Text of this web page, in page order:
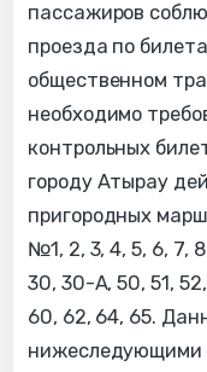
пассажиров
проезда по
общественном
необходимо
контрольных
городу Атырау
пригородных
№1, 2, 3, 4, 5, 6, 7,
30, 30-А, 50, 51,
60, 62, 64, 65.
нижеследующими